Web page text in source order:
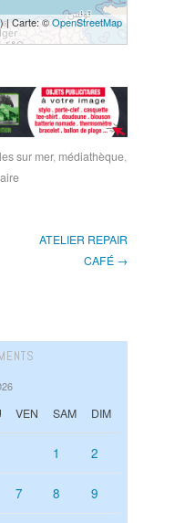
) | Carte: ©OpenStreetMap
sur mer, médiathèque,
ATELIER REPAIR
CAFÉ →
VEN SAM DIM
1 2
7 8 9